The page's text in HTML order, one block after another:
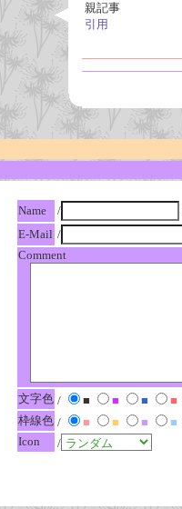
親記事
引用
Name
/
E-Mail /
Comment
文字色 / ■ ■ ■ ■
枠線色 / ■ ■ ■ ■
Icon
/